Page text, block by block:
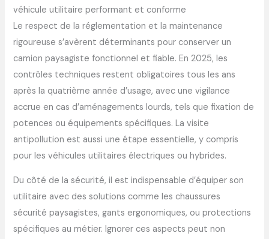
véhicule utilitaire performant et conforme
Le respect de la réglementation et la maintenance
rigoureuse s’avèrent déterminants pour conserver un
camion paysagiste fonctionnel et fiable. En 2025, les
contrôles techniques restent obligatoires tous les ans
après la quatrième année d’usage, avec une vigilance
accrue en cas d’aménagements lourds, tels que fixation de
potences ou équipements spécifiques. La visite
antipollution est aussi une étape essentielle, y compris
pour les véhicules utilitaires électriques ou hybrides.
Du côté de la sécurité, il est indispensable d’équiper son
utilitaire avec des solutions comme les chaussures
sécurité paysagistes, gants ergonomiques, ou protections
spécifiques au métier. Ignorer ces aspects peut non